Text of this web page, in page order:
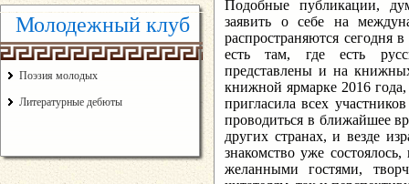
Молодежный клуб
Поэзия молодых
Литературные дебюты
Подобные публикации,
заявить о себе на
распространяются сегодня
есть там, где есть
представлены и на
книжной ярмарке 2016
пригласила всех
проводиться в ближайшее
других странах, и везде
знакомство уже
желанными гостями,